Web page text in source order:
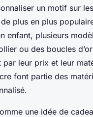
un motif sur
plus en plus
enfant, plusieurs
ou des boucles
leur prix et leur
font partie des
une idée de